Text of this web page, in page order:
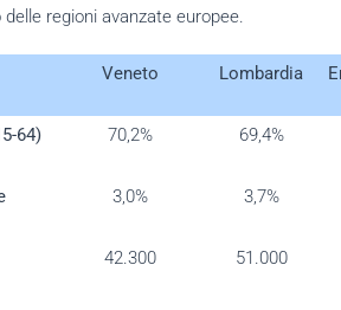
regioni avanzate europee.
Veneto Lombardia
64) 70,2% 69,4%
3,0% 3,7%
42.300 51.000